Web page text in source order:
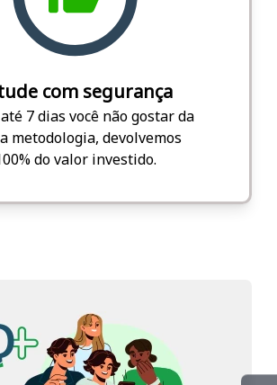
com segurança
7 dias você não gostar da
metodologia, devolvemos
do valor investido.